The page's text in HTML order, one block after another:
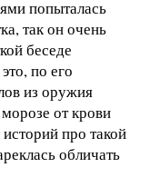
попыталась
так он очень
беседе
по его
из оружия
от крови
про такой
обличать